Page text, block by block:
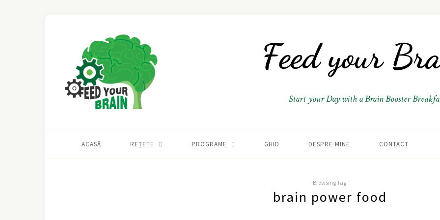
Start your Day with a Brain Booster
ACASĂ REȚETE PROGRAME GHID DESPRE MINE CONTACT
Browsing Tag:
brain power food